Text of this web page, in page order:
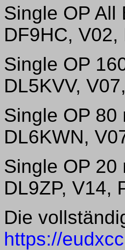
Single OP All
DF9HC,
Single OP
DL5KVV,
Single OP 80
DL6KWN,
Single OP 20
DL9ZP, V14,
Die
https://